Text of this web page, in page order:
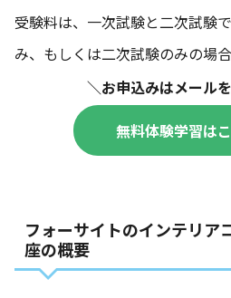
受験料は、一次試験と二次試験
み、もしくは二次試験のみの場
＼お申込みはメール
無料体験学習は
フォーサイトのインテリア
座の概要